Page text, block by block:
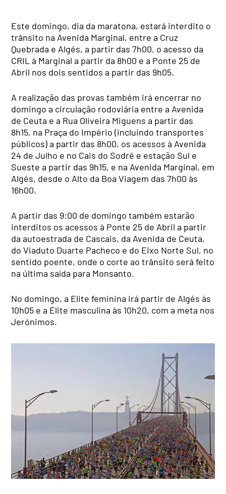
Este domingo, dia da maratona, estará interdito o
trânsito na Avenida Marginal, entre a Cruz
Quebrada e Algés, a partir das 7h00, o acesso da
CRIL à Marginal a partir da 8h00 e a Ponte 25 de
Abril nos dois sentidos a partir das 9h05.
A realização das provas também irá encerrar no
domingo a circulação rodoviária entre a Avenida
de Ceuta e a Rua Oliveira Miguens a partir das
8h15, na Praça do Império (incluindo transportes
públicos) a partir das 8h00, os acessos à Avenida
24 de Julho e no Cais do Sodré e estação Sul e
Sueste a partir das 9h15, e na Avenida Marginal, em
Algés, desde o Alto da Boa Viagem das 7h00 às
16h00.
A partir das 9:00 de domingo também estarão
interditos os acessos à Ponte 25 de Abril a partir
da autoestrada de Cascais, da Avenida de Ceuta,
do Viaduto Duarte Pacheco e do Eixo Norte Sul, no
sentido poente, onde o corte ao trânsito será feito
na última saída para Monsanto.
No domingo, a Elite feminina irá partir de Algés às
10h05 e a Elite masculina às 10h20, com a meta nos
Jerónimos.